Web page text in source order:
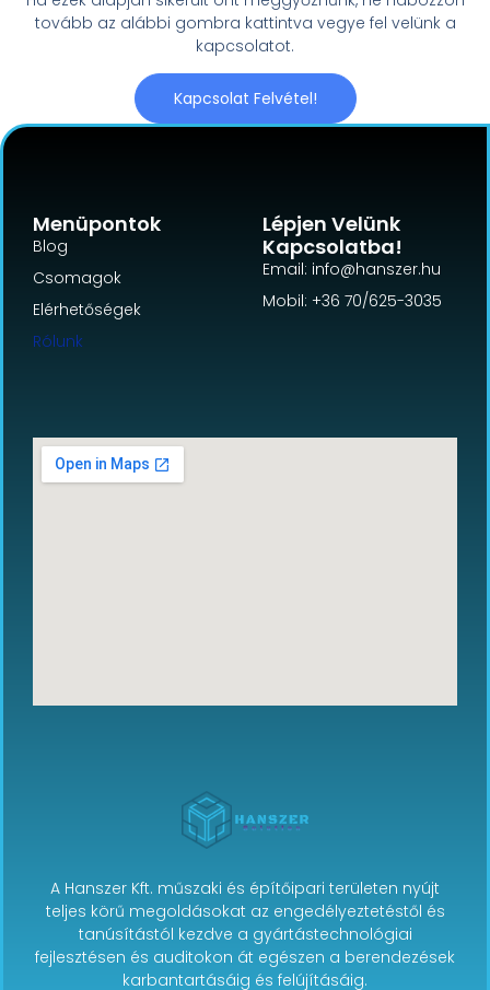
tovább az alábbi gombra kattintva vegye fel velünk a
kapcsolatot.
Kapcsolat Felvétel!
A Hanszer Kft. műszaki és építőipari területen nyújt
teljes körű megoldásokat az engedélyeztetéstől és
tanúsítástól kezdve a gyártástechnológiai
fejlesztésen és auditokon át egészen a berendezések
karbantartásáig és felújításáig.
Menüpontok
Blog
Csomagok
Elérhetőségek
Rólunk
Lépjen Velünk
Kapcsolatba!
Email: info@hanszer.hu
Mobil: +36 70/625-3035